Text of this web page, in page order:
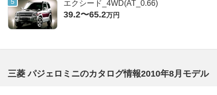
エクシード_4WD(AT_0.66)
39.2〜65.2万円
三菱 パジェロミニのカタログ情報2010年8月モデル